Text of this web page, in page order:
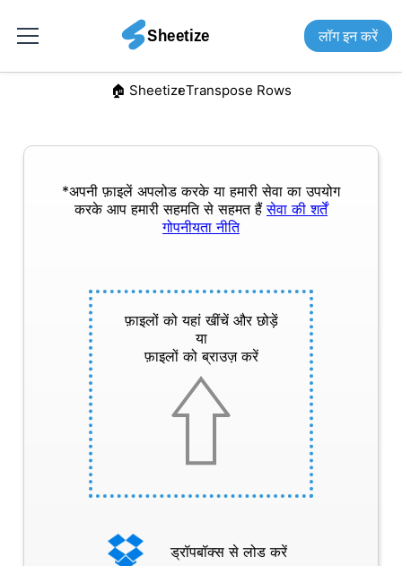
लॉग इन करें
🏠︎ SheetizeTranspose Rows
*अपनी फ़ाइलें अपलोड करके या हमारी सेवा का उपयोग
करके आप हमारी सहमति से सहमत हैंसेवा की शर्तें
गोपनीयता नीति
फ़ाइलों को यहां खींचें और छोड़ें
या
फ़ाइलों को ब्राउज़ करें
ड्रॉपबॉक्स से लोड करें